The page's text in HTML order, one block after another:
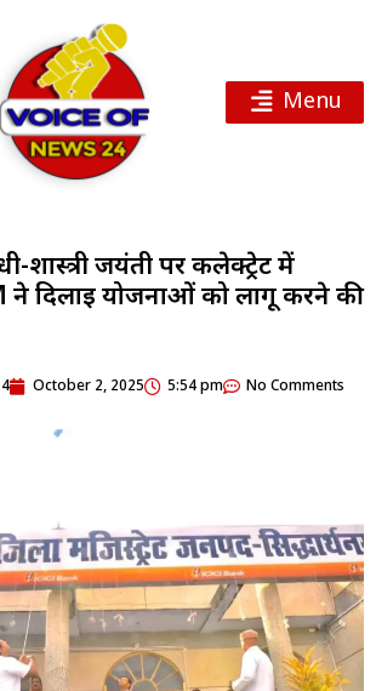
Menu
शास्त्री जयंती पर कलेक्ट्रेट में
ने दिलाई योजनाओं को लागू करने की
October 2, 2025 5:54 pm No Comments